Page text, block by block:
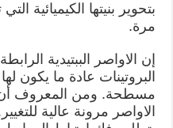
مرة.
إن الاواصر الببتيدية
البروتينات عادة ما يكون
مسطحة. ومن المعروف أن
الاواصر مرونة عالية